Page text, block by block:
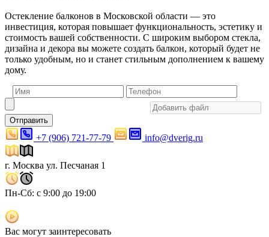
Остекление балконов в Московской области — это
инвестиция, которая повышает функциональность, эстетику и
стоимость вашей собственности. С широким выбором стекла,
дизайна и декора вы можете создать балкон, который будет не
только удобным, но и станет стильным дополнением к вашему
дому.
Отправить
+7 (906) 721-77-79 info@dverig.ru
г. Москва ул. Песчаная 1
Пн-Сб: с 9:00 до 19:00
Вас могут заинтересовать